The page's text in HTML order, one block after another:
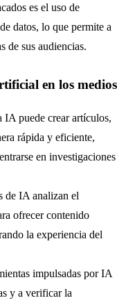
es el uso de
datos, lo que permite a
de sus audiencias.
en los medios
IA puede crear artículos,
rápida y eficiente,
en investigaciones
de IA analizan el
ofrecer contenido
la experiencia del
impulsadas por IA
y a verificar la